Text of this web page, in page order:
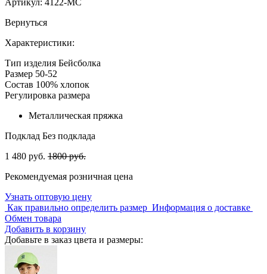
Вернуться
Характеристики:
Тип изделия Бейсболка
Размер 50-52
Состав 100% хлопок
Регулировка размера
Металлическая пряжка
Подклад Без подклада
1 480 руб. 1800 руб.
Рекомендуемая розничная цена
Узнать оптовую цену
Как правильно определить размер Информация о доставке
Обмен товара
Добавить в корзину
Добавьте в заказ цвета и размеры: